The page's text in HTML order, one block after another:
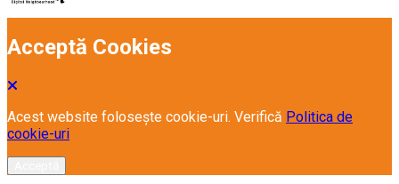
Acceptă Cookies
Acest website folosește cookie-uri. Verifică Politica de
cookie-uri